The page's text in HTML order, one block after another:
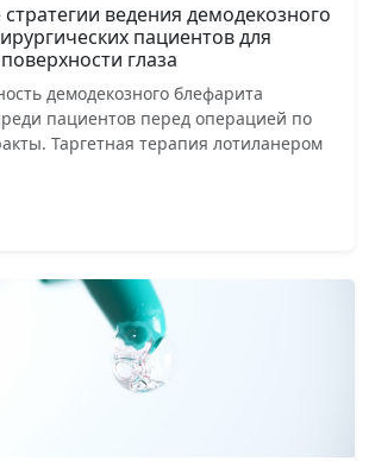
ведения демодекозного
пациентов для
глаза
демодекозного блефарита
пациентов перед операцией по
Таргетная терапия лотиланером